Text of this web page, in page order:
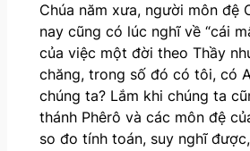
Chúa năm xưa, người môn đệ
nay cũng có lúc nghĩ về “cái
của việc một đời theo Thầy
chăng, trong số đó có tôi, có
chúng ta? Lắm khi chúng ta
thánh Phêrô và các môn đệ
so đo tính toán, suy nghĩ